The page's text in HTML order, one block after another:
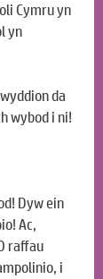
Cymru yn
yn
da
wybod i ni!
Dyw ein
Ac,
raffau
i